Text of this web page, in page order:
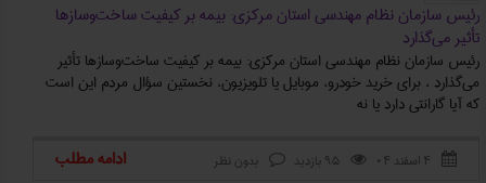
رئیس سازمان نظام مهندسی استان مرکزی: بیمه بر کیفیت ساخت‌وسازها
تأثیر می‌گذارد
رئیس سازمان نظام مهندسی استان مرکزی: بیمه بر کیفیت ساخت‌وسازها تأثیر
می‌گذارد ، برای خرید خودرو، موبایل یا تلویزیون، نخستین سؤال مردم این است
که آیا گارانتی دارد یا نه
 ۴ اسفند ۰۴  95 بازدید  بدون نظر ادامه مطلب